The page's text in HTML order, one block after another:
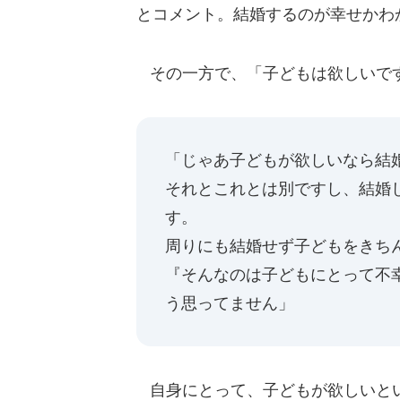
とコメント。結婚するのが幸せかわ
その一方で、「子どもは欲しいで
「じゃあ子どもが欲しいなら
それとこれとは別ですし、結婚
す。
周りにも結婚せず子どもをきち
『そんなのは子どもにとって
う思ってません」
自身にとって、子どもが欲しいと